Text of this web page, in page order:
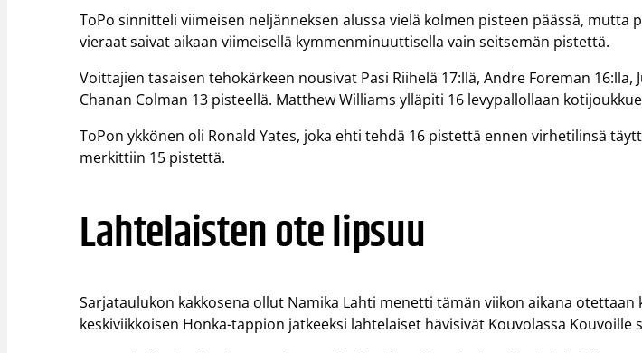
ToPo sinnitteli viimeisen neljänneksen alussa vielä kolmen pisteen päässä, mutta
vieraat saivat aikaan viimeisellä kymmenminuuttisella vain seitsemän pistettä.
Voittajien tasaisen tehokärkeen nousivat Pasi Riihelä 17:llä, Andre Foreman 16:lla,
Chanan Colman 13 pisteellä. Matthew Williams ylläpiti 16 levypallollaan
ToPon ykkönen oli Ronald Yates, joka ehti tehdä 16 pistettä ennen virhetilinsä
merkittiin 15 pistettä.
Lahtelaisten ote lipsuu
Sarjataulukon kakkosena ollut Namika Lahti menetti tämän viikon aikana otettaan
keskiviikkoisen Honka-tappion jatkeeksi lahtelaiset hävisivät Kouvolassa Kouvoille